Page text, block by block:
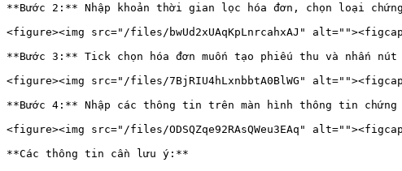
**Bước 2:** Nhập khoản thời gian lọc hóa đơn, chọn loại
<figure><img src="/files/bwUd2xUAqKpLnrcahxAJ"
**Bước 3:** Tick chọn hóa đơn muốn tạo phiếu thu và nhấn
<figure><img src="/files/7BjRIU4hLxnbbtA0BlWG"
**Bước 4:** Nhập các thông tin trên màn hình thông tin
<figure><img src="/files/ODSQZqe92RAsQWeu3EAq"
**Các thông tin cần lưu ý:**